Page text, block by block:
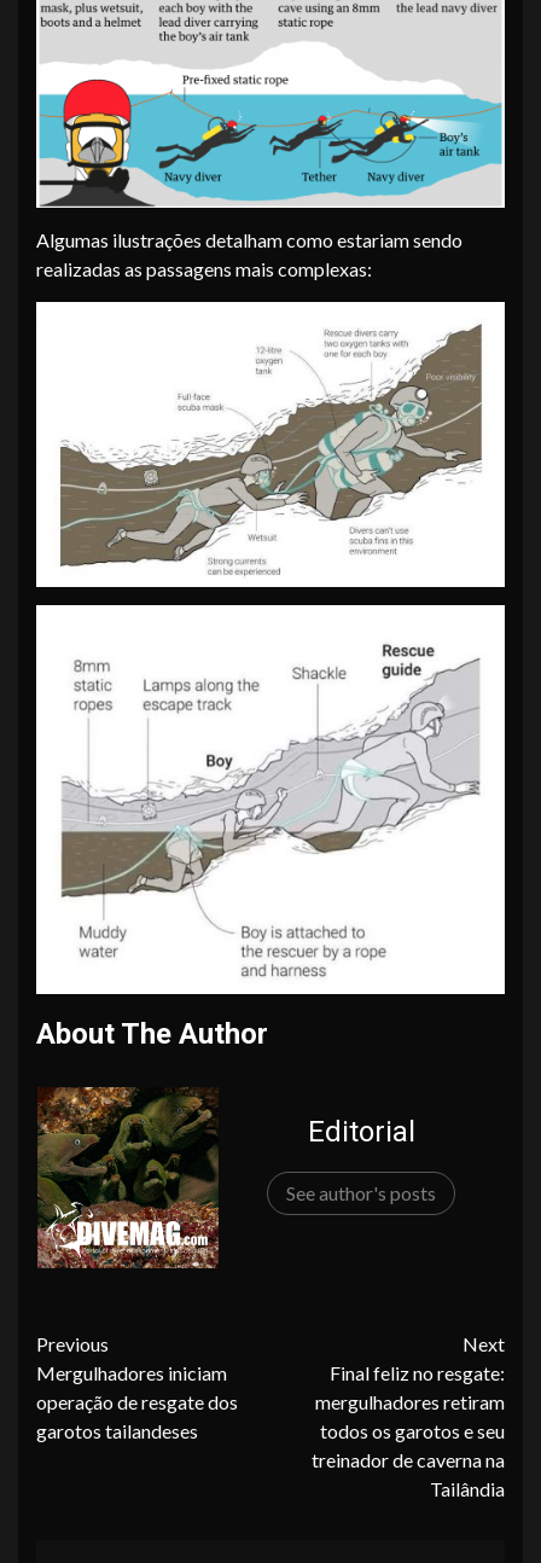
Algumas ilustrações detalham como estariam sendo
realizadas as passagens mais complexas:
About The Author
Editorial
See author's posts
Continue
Reading
Previous
Mergulhadores iniciam
operação de resgate dos
garotos tailandeses
Next
Final feliz no resgate:
mergulhadores retiram
todos os garotos e seu
treinador de caverna na
Tailândia